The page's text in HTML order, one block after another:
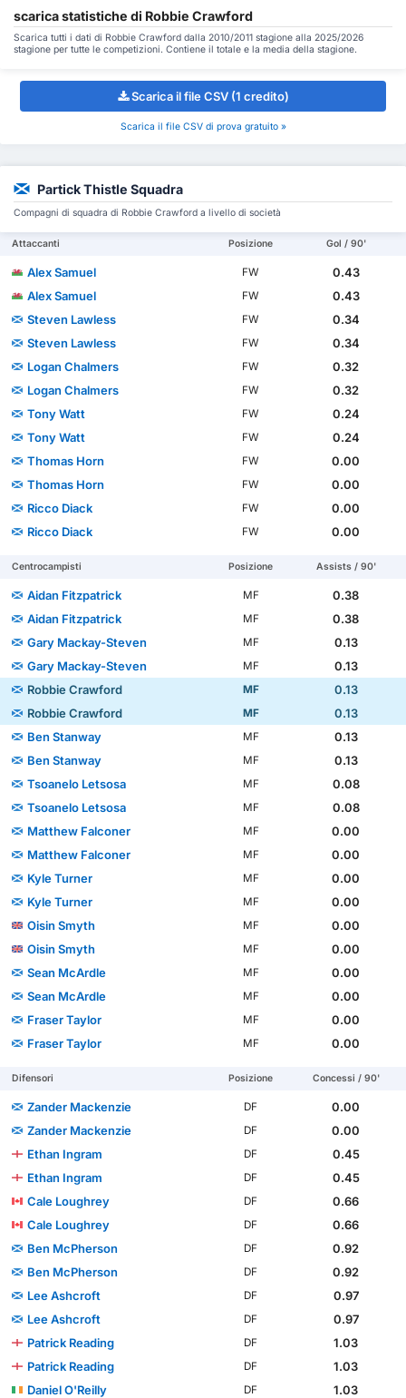
scarica statistiche di Robbie Crawford
Scarica tutti i dati di Robbie Crawford dalla 2010/2011 stagione alla 2025/2026
stagione per tutte le competizioni. Contiene il totale e la media della stagione.
Scarica il file CSV (1 credito)
Scarica il file CSV di prova gratuito »
Partick Thistle Squadra
Compagni di squadra di Robbie Crawford a livello di società
Attaccanti Posizione Gol / 90'
Alex Samuel FW
0.43
Alex Samuel
FW
0.43
Steven Lawless
FW
0.34
Steven Lawless
FW
0.34
Logan Chalmers
FW
0.32
Logan Chalmers
FW
0.32
Tony Watt
FW
0.24
Tony Watt
FW
0.24
Thomas Horn
FW
0.00
Thomas Horn
FW
0.00
Ricco Diack
FW
0.00
Ricco Diack
FW 0.00
Centrocampisti Posizione Assists / 90'
Aidan Fitzpatrick MF
0.38
Aidan Fitzpatrick
MF
0.38
Gary Mackay-Steven
MF
0.13
Gary Mackay-Steven
MF
0.13
Robbie Crawford
MF
0.13
Robbie Crawford
MF
0.13
Ben Stanway
MF
0.13
Ben Stanway
MF
0.13
Tsoanelo Letsosa
MF
0.08
Tsoanelo Letsosa
MF
0.08
Matthew Falconer
MF
0.00
Matthew Falconer
MF
0.00
Kyle Turner
MF
0.00
Kyle Turner
MF
0.00
Oisin Smyth
MF
0.00
Oisin Smyth
MF
0.00
Sean McArdle
MF
0.00
Sean McArdle
MF
0.00
Fraser Taylor
MF
0.00
Fraser Taylor
MF 0.00
Difensori Posizione Concessi / 90'
Zander Mackenzie DF
0.00
Zander Mackenzie
DF
0.00
Ethan Ingram
DF
0.45
Ethan Ingram
DF
0.45
Cale Loughrey
DF
0.66
Cale Loughrey
DF
0.66
Ben McPherson
DF
0.92
Ben McPherson
DF
0.92
Lee Ashcroft
DF
0.97
Lee Ashcroft
DF
0.97
Patrick Reading
DF
1.03
Patrick Reading
DF
1.03
Daniel O'Reilly
DF
1.03